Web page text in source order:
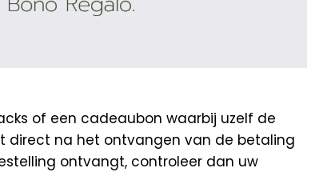
of een cadeaubon waarbij uzelf de
direct na het ontvangen van de betaling
ontvangt, controleer dan uw